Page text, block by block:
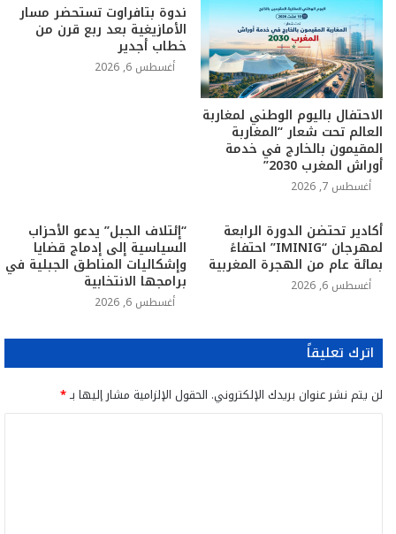
الاحتفال باليوم الوطني لمغاربة
العالم تحت شعار “المغاربة
المقيمون بالخارج في خدمة
أوراش المغرب 2030”
أغسطس 7, 2026
ندوة بتافراوت تستحضر مسار
الأمازيغية بعد ربع قرن من
خطاب أجدير
أغسطس 6, 2026
أكادير تحتضن الدورة الرابعة
لمهرجان “IMINIG” احتفاءً
بمائة عام من الهجرة المغربية
أغسطس 6, 2026
“إئتلاف الجبل” يدعو الأحزاب
السياسية إلى إدماج قضايا
وإشكاليات المناطق الجبلية في
برامجها الانتخابية
أغسطس 6, 2026
اترك تعليقاً
لن يتم نشر عنوان بريدك الإلكتروني. الحقول الإلزامية مشار إليها بـ*